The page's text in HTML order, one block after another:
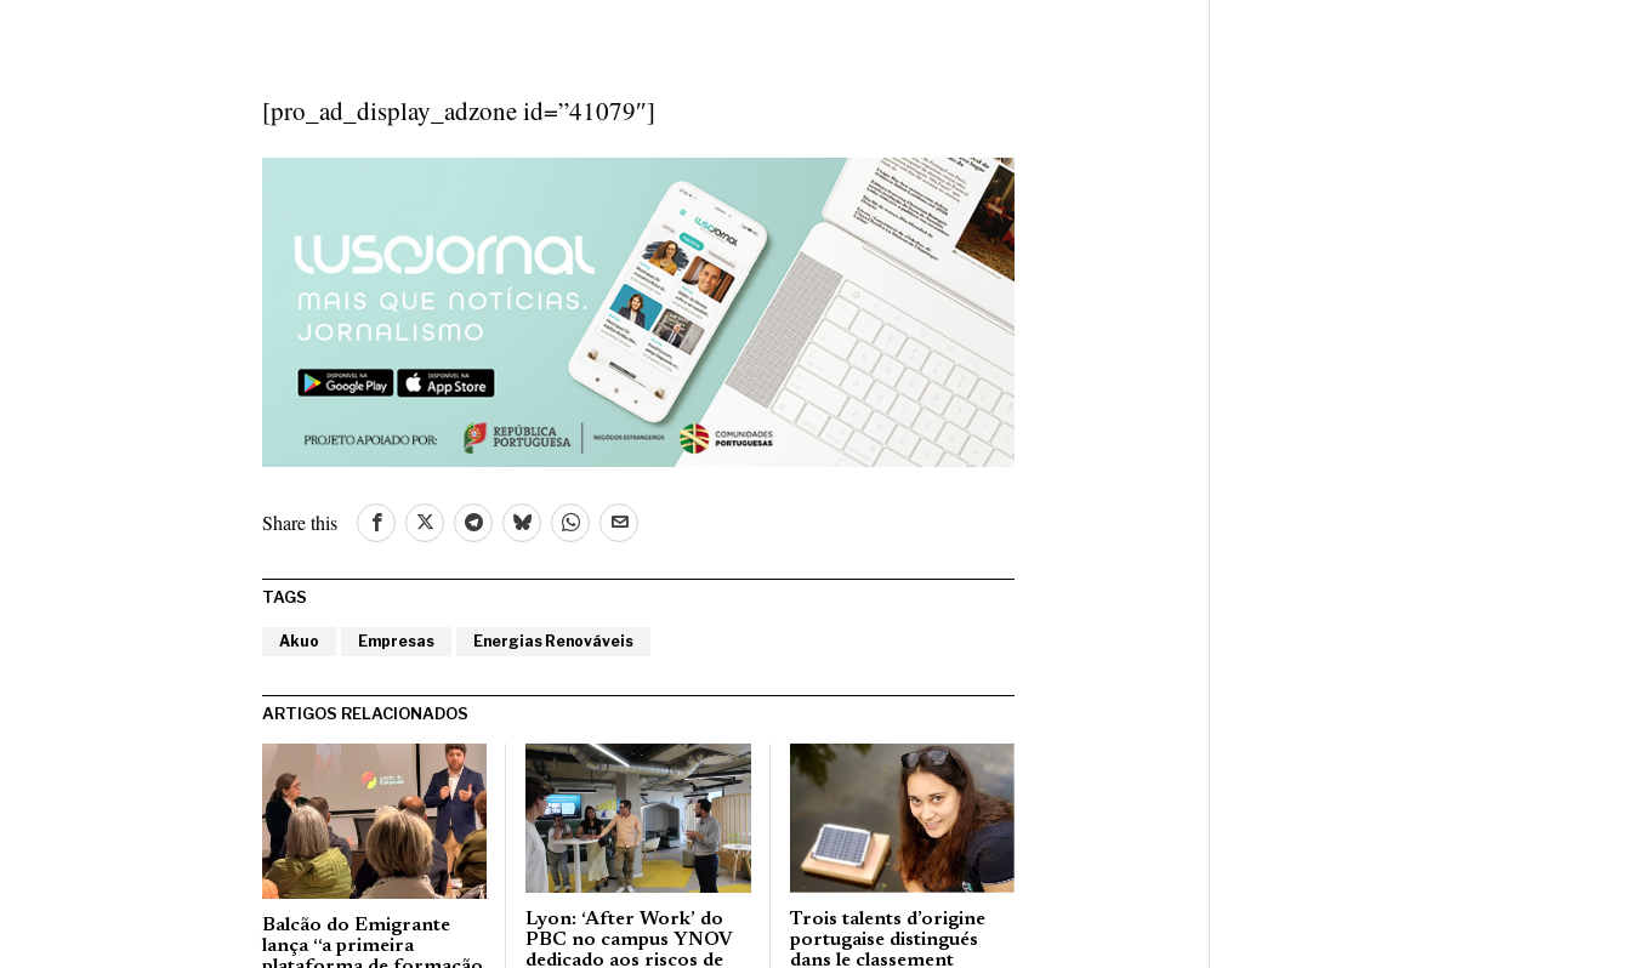
[pro_ad_display_adzone id=”41079″]
Share this
TAGS
Akuo Empresas Energias Renováveis
ARTIGOS RELACIONADOS
Balcão do Emigrante
lança “a primeira
Lyon: ‘After Work’ do
PBC no campus YNOV
dedicado aos riscos de
Trois talents d’origine
portugaise distingués
dans le classement